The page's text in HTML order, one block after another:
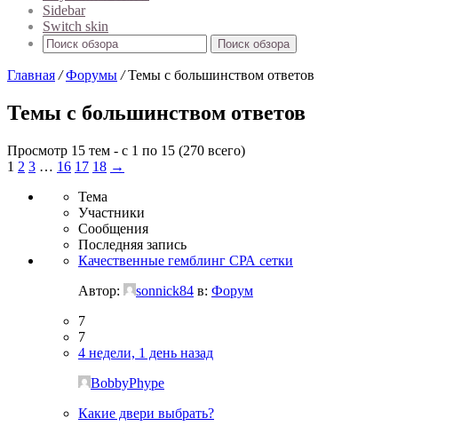
Sidebar
Switch skin
Поиск обзора
Главная / Форумы / Темы с большинством ответов
Темы с большинством ответов
Просмотр 15 тем - с 1 по 15 (270 всего)
1 2 3 … 16 17 18 →
Тема
Участники
Сообщения
Последняя запись
Качественные гемблинг СРА сетки
Автор:
sonnick84 в: Форум
7
7
4 недели, 1 день назад
BobbyPhype
Какие двери выбрать?